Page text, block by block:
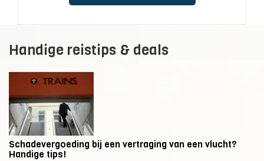
Handige reistips & deals
Schadevergoeding bij een vertraging van een vlucht?
Handige tips!